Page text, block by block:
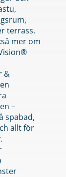
terrass.
mer om
&
–
spabad,
allt för